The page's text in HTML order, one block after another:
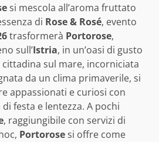
si mescola all’aroma fruttato
di Rose & Rosé, evento
trasformerà Portorose,
sull’Istria, in un’oasi di gusto
sul mare, incorniciata
da un clima primaverile, si
appassionati e curiosi con
festa e lentezza. A pochi
, raggiungibile con servizi di
Portorosesi offre come